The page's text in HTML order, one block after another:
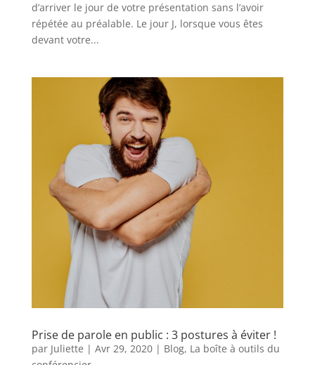
d’arriver le jour de votre présentation sans l’avoir
répétée au préalable. Le jour J, lorsque vous êtes
devant votre...
Prise de parole en public : 3 postures à éviter !
par Juliette | Avr 29, 2020| Blog, La boîte à outils du